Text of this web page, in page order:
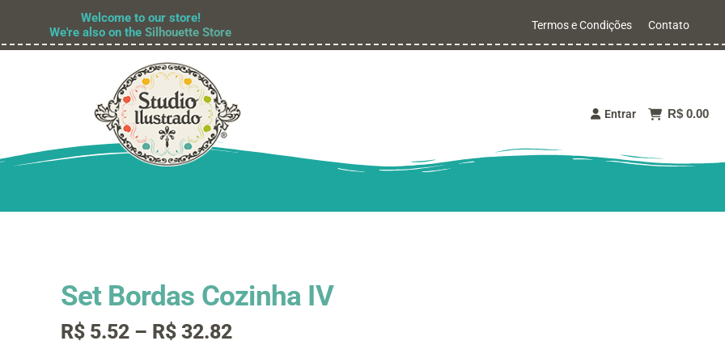
Welcome to our store!
We're also on theSilhouette Store Termos e Condições Contato
Entrar R$ 0.00
Set Bordas Cozinha IV
R$5.52 – R$32.82Faixa